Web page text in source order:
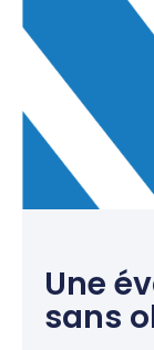
Une
sans